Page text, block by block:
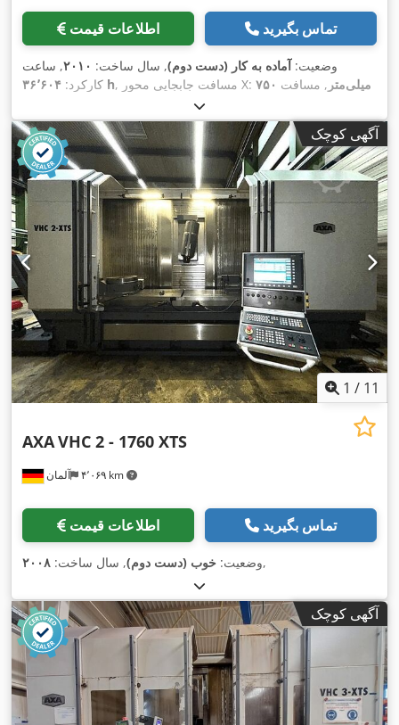
اطلاعات قیمت تماس بگیرید
وضعیت:آماده به کار (دست دوم), سال ساخت: ۲۰۱۰, ساعت
کارکرد: ۳۶٬۶۰۴ h , مسافت جابجایی محور X: ۷۵۰ میلی‌متر , مسافت
میلی‌متر, وزن کل:۹٬۵۰۰ کیلوگرم , تعداد محور:۴ ,
آگهی کوچک
1 / 11
آلمان ۴٬۰۶۹ km
AXAVHC 2 - 1760 XTS
اطلاعات قیمت تماس بگیرید
وضعیت: خوب (دست دوم), سال ساخت: ۲۰۰۸ ,
آگهی کوچک